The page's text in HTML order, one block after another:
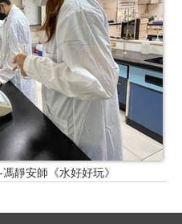
靜安師《水好好玩》